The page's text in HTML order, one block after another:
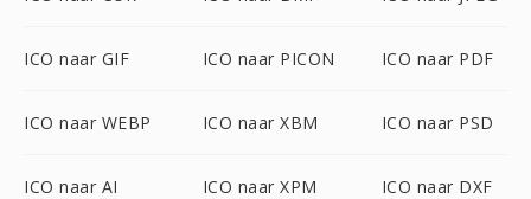
ICO naar GIF ICO naar PICON ICO naar PDF
ICO naar WEBP ICO naar XBM ICO naar PSD
ICO naar AI ICO naar XPM ICO naar DXF